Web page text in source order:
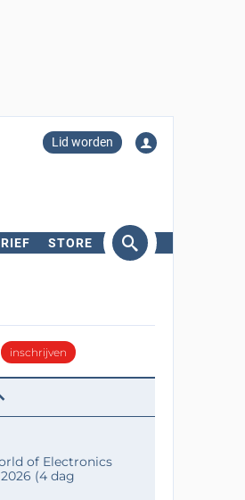
Lid worden
STORE
inschrijven
of Electronics
(4 dag